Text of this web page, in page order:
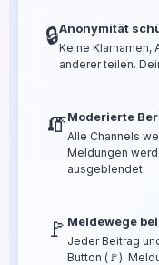
🔒Anonymität
Keine Klarnamen,
anderer teilen.
🧯Moderierte
Alle Channels
Meldungen
ausgeblendet.
🚩 Meldewege
Jeder Beitrag
Button (🚩).